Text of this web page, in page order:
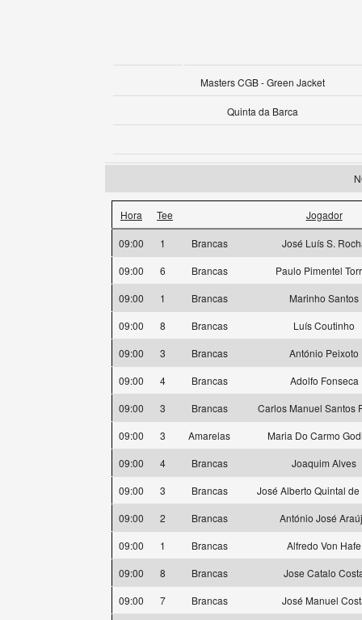
Masters CGB - Green Jacket
Quinta da Barca
Hora Tee Jogador
09:00 1 Brancas
José Luís S.
09:00
6 Brancas
Paulo Pimentel
09:00
1 Brancas
Marinho Santos
09:00
8 Brancas
Luís Coutinho
09:00
3 Brancas
António Peixoto
09:00
4 Brancas
Adolfo Fonseca
09:00
3 Brancas
Carlos Manuel Santos
09:00
3 Amarelas
Maria Do Carmo
09:00
4 Brancas
Joaquim Alves
09:00
3 Brancas
José Alberto Quintal de
09:00
2 Brancas
António José
09:00
1 Brancas
Alfredo Von Hafe
09:00
8 Brancas
Jose Catalo
09:00
7 Brancas
José Manuel